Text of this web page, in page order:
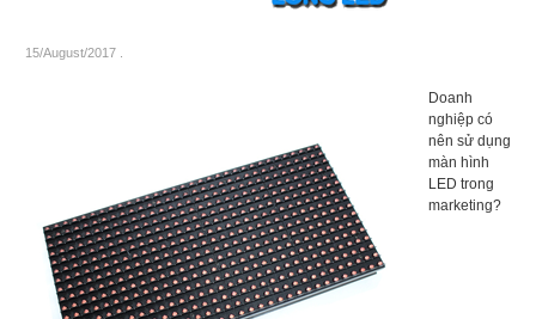
15/August/2017
Doanh
nghiệp có
nên sử dụng
màn hình
LED trong
marketing?